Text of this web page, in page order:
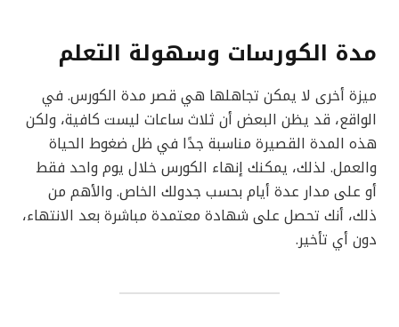
مدة الكورسات وسهولة التعلم
ميزة أخرى لا يمكن تجاهلها هي قصر مدة الكورس. في
الواقع، قد يظن البعض أن ثلاث ساعات ليست كافية، ولكن
هذه المدة القصيرة مناسبة جدًا في ظل ضغوط الحياة
والعمل. لذلك، يمكنك إنهاء الكورس خلال يوم واحد فقط
أو على مدار عدة أيام بحسب جدولك الخاص. والأهم من
ذلك، أنك تحصل على شهادة معتمدة مباشرة بعد الانتهاء،
دون أي تأخير.